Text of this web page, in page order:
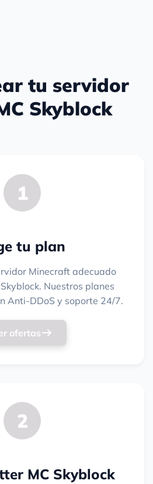
tu servidor
Skyblock
1
tu plan
Minecraft adecuado
Nuestros planes
Anti-DDoS y soporte 24/7.
ofertas
2
MC Skyblock